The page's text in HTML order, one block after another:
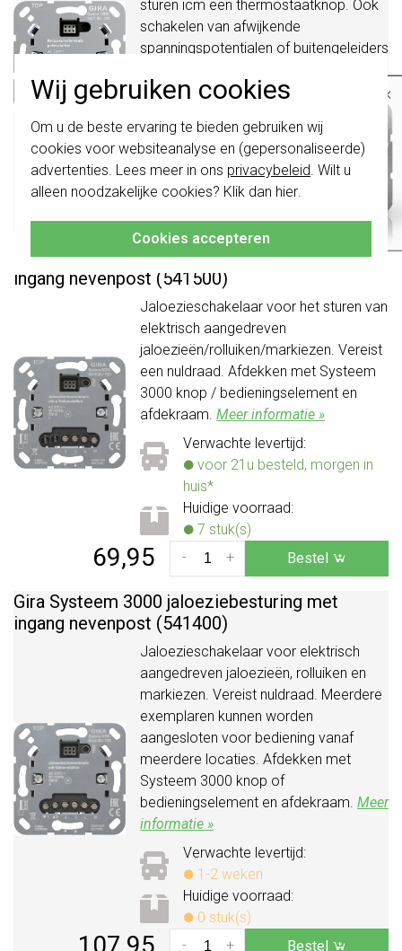
Wij gebruiken cookies
Om u de beste ervaring te bieden gebruiken wij
cookies voor websiteanalyse en (gepersonaliseerde)
advertenties. Lees meer in ons privacybeleid . Wilt u
alleen noodzakelijke cookies? Klik dan hier
Cookies accepteren
sturen icm een thermostaatknop. Ook
schakelen van afwijkende
spanningspotentialen of buitengeleiders
mogelijk.Meer informatie »
Verwachte levertijd:
1-2 weken
Huidige voorraad:
0 stuk(s)
Gira Systeem 3000 jaloeziebesturing zonder
ingang nevenpost (541500)
Jaloezieschakelaar voor het sturen van
elektrisch aangedreven
jaloezieën/rolluiken/markiezen. Vereist
een nuldraad. Afdekken met Systeem
3000 knop / bedieningselement en
afdekraam. Meer informatie »
Verwachte levertijd:
voor 21u besteld, morgen in
huis*
Huidige voorraad:
7 stuk(s)
69,95 +
- Bestel
Gira Systeem 3000 jaloeziebesturing met
ingang nevenpost (541400)
Jaloezieschakelaar voor elektrisch
aangedreven jaloezieën, rolluiken en
markiezen. Vereist nuldraad. Meerdere
exemplaren kunnen worden
aangesloten voor bediening vanaf
meerdere locaties. Afdekken met
Systeem 3000 knop of
bedieningselement en afdekraam. Meer
informatie »
Verwachte levertijd:
1-2 weken
Huidige voorraad:
0 stuk(s)
107,95 +
- Bestel
×
schakelwippen zijn vernieuwd. Ze zijn
niette combineren met de schakelaars
van vóór augustus 2024.
Klik hiervoor meer informatie, zodat je